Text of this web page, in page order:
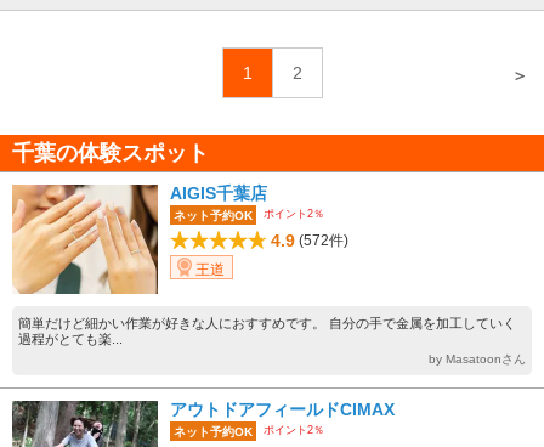
1 2 ＞
千葉の体験スポット
AIGIS千葉店
ネット予約OK ポイント2％
4.9 (572件)
王道
簡単だけど細かい作業が好きな人におすすめです。 自分の手で金属を加工していく
過程がとても楽...
by Masatoonさん
アウトドアフィールドCIMAX
ネット予約OK ポイント2％